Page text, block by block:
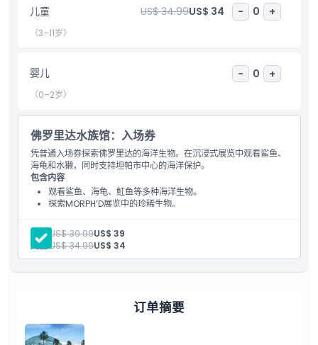
儿童成人政策
营业时间
需要了解的事项
位置
取消政策
儿童 US$ 34.99US$ 34 - 0 +
（3–11岁）
婴儿 - 0 +
（0–2岁）
佛罗里达水族馆：入场券
凭普通入场券探索佛罗里达的海洋生物。在沉浸式展览中观看鲨鱼、
海龟和水獭，同时支持坦帕市中心的海洋保护。
包含内容
观看鲨鱼、海龟、魟鱼等多种海洋生物。
探索MORPH’D展览中的珍稀生物。
成人: US$ 39.99US$ 39
儿童: US$ 34.99US$ 34
订单摘要